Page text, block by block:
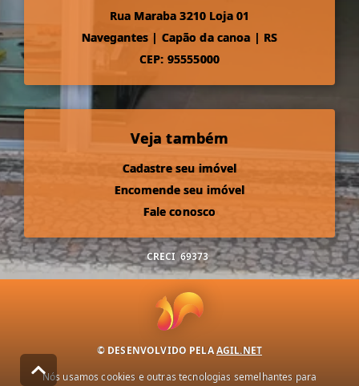
Rua Maraba 3210 Loja 01
Navegantes | Capão da canoa | RS
CEP: 95555000
Veja também
Cadastre seu imóvel
Encomende seu imóvel
Fale conosco
CRECI 69373
© DESENVOLVIDO PELAAGIL.NET
Nós usamos cookies e outras tecnologias semelhantes para